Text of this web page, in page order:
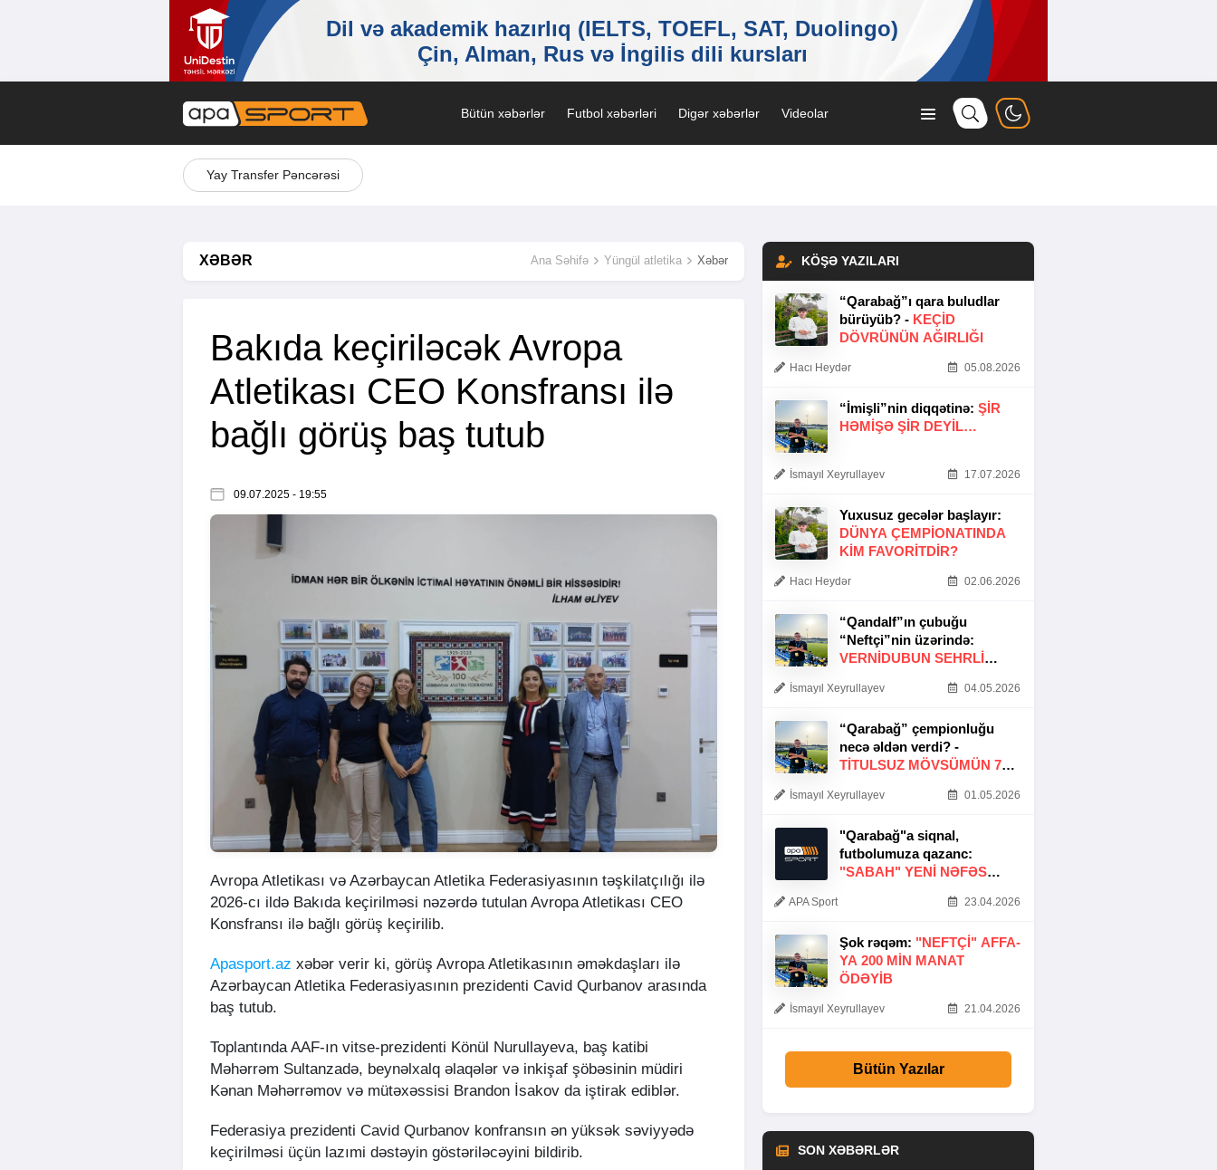
Bütün xəbərlər Futbol xəbərləri Digər xəbərlər Videolar
Yay Transfer Pəncərəsi
XƏBƏR Ana Səhifə Yüngül atletika Xəbər
Bakıda keçiriləcək Avropa
Atletikası CEO Konsfransı ilə
bağlı görüş baş tutub
09.07.2025 - 19:55
Avropa Atletikası və Azərbaycan Atletika Federasiyasının təşkilatçılığı ilə
2026-cı ildə Bakıda keçirilməsi nəzərdə tutulan Avropa Atletikası CEO
Konsfransı ilə bağlı görüş keçirilib.
Apasport.az xəbər verir ki, görüş Avropa Atletikasının əməkdaşları ilə
Azərbaycan Atletika Federasiyasının prezidenti Cavid Qurbanov arasında
baş tutub.
Toplantında AAF-ın vitse-prezidenti Könül Nurullayeva, baş katibi
Məhərrəm Sultanzadə, beynəlxalq əlaqələr və inkişaf şöbəsinin müdiri
Kənan Məhərrəmov və mütəxəssisi Brandon İsakov da iştirak ediblər.
Federasiya prezidenti Cavid Qurbanov konfransın ən yüksək səviyyədə
keçirilməsi üçün lazımi dəstəyin göstəriləcəyini bildirib.
KÖŞƏ YAZILARI
“Qarabağ”ı qara buludlar
bürüyüb? - KEÇID
DÖVRÜNÜN AĞIRLIĞI
Hacı Heydər 05.08.2026
“İmişli”nin diqqətinə: ŞIR
HƏMIŞƏ ŞIR DEYIL…
İsmayıl Xeyrullayev 17.07.2026
Yuxusuz gecələr başlayır:
DÜNYA ÇEMPIONATINDA
KIM FAVORITDIR?
Hacı Heydər 02.06.2026
“Qandalf”ın çubuğu
“Neftçi”nin üzərində:
VERNİDUBUN SEHRLİ
İsmayıl Xeyrullayev 04.05.2026
“Qarabağ” çempionluğu
necə əldən verdi? -
TITULSUZ MÖVSÜMÜN 7
İsmayıl Xeyrullayev 01.05.2026
"Qarabağ"a siqnal,
futbolumuza qazanc:
"SABAH" YENI NƏFƏS
APA Sport 23.04.2026
Şok rəqəm: "NEFTÇI" AFFA-
YA 200 MIN MANAT
ÖDƏYIB
İsmayıl Xeyrullayev 21.04.2026
Bütün Yazılar
SON XƏBƏRLƏR